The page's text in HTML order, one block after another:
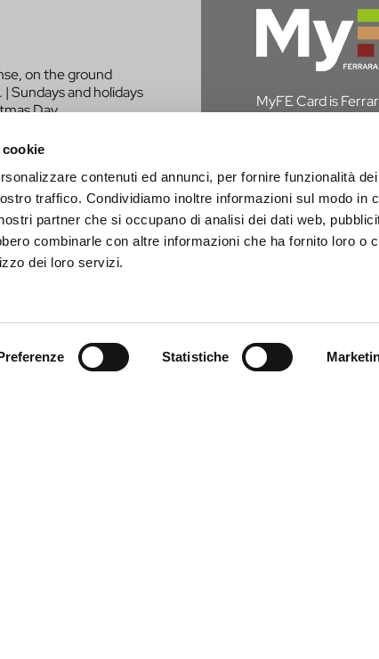
contenuti ed annunci, per fornire funzionalità
traffico. Condividiamo inoltre informazioni sul modo in
partner che si occupano di analisi dei dati web,
combinarle con altre informazioni che ha fornito loro o
dei loro servizi.
Statistiche
on the ground
Sundays and holidays
Day.
TO BE
MyFE Card is
in Ferrara, you
DISCOVER